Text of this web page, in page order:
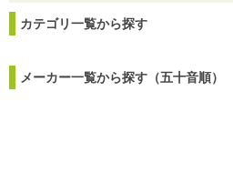
カテゴリ一覧から探す
メーカー一覧から探す（五十音順）